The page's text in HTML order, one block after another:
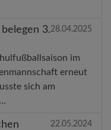
3.28.04.2025
im
erneut
sich am
22.05.2024